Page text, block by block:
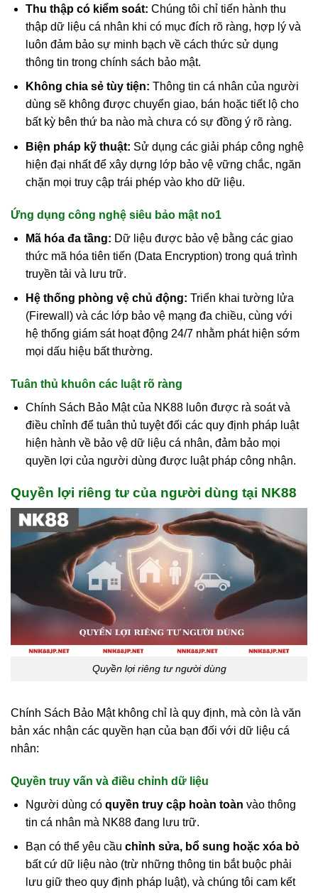
Thu thập có kiểm soát: Chúng tôi chỉ tiến hành thu
thập dữ liệu cá nhân khi có mục đích rõ ràng, hợp lý và
luôn đảm bảo sự minh bạch về cách thức sử dụng
thông tin trong chính sách bảo mật.
Không chia sẻ tùy tiện: Thông tin cá nhân của người
dùng sẽ không được chuyển giao, bán hoặc tiết lộ cho
bất kỳ bên thứ ba nào mà chưa có sự đồng ý rõ ràng.
Biện pháp kỹ thuật: Sử dụng các giải pháp công nghệ
hiện đại nhất để xây dựng lớp bảo vệ vững chắc, ngăn
chặn mọi truy cập trái phép vào kho dữ liệu.
Ứng dụng công nghệ siêu bảo mật no1
Mã hóa đa tầng: Dữ liệu được bảo vệ bằng các giao
thức mã hóa tiên tiến (Data Encryption) trong quá trình
truyền tải và lưu trữ.
Hệ thống phòng vệ chủ động: Triển khai tường lửa
(Firewall) và các lớp bảo vệ mạng đa chiều, cùng với
hệ thống giám sát hoạt động 24/7 nhằm phát hiện sớm
mọi dấu hiệu bất thường.
Tuân thủ khuôn các luật rõ ràng
Chính Sách Bảo Mật của NK88 luôn được rà soát và
điều chỉnh để tuân thủ tuyệt đối các quy định pháp luật
hiện hành về bảo vệ dữ liệu cá nhân, đảm bảo mọi
quyền lợi của người dùng được luật pháp công nhận.
Quyền lợi riêng tư của người dùng tại NK88
Quyền lợi riêng tư người dùng
Chính Sách Bảo Mật không chỉ là quy định, mà còn là văn
bản xác nhận các quyền hạn của bạn đối với dữ liệu cá
nhân:
Quyền truy vấn và điều chỉnh dữ liệu
Người dùng có quyền truy cập hoàn toàn vào thông
tin cá nhân mà NK88 đang lưu trữ.
Bạn có thể yêu cầu chỉnh sửa, bổ sung hoặc xóa bỏ
bất cứ dữ liệu nào (trừ những thông tin bắt buộc phải
lưu giữ theo quy định pháp luật), và chúng tôi cam kết